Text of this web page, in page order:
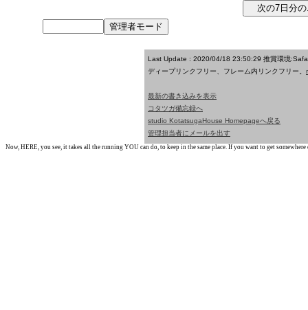
Last Update : 2020/04/18 23:50:29 推賞環境
ディープリンクフリー、フレーム内リンクフリー。
最新の書き込みを表示
コタツガ備忘録へ
studio KotatsugaHouse Homepageへ戻る
管理担当者にメールを出す
Now, HERE, you see, it takes all the running YOU can do, to keep in the same place. If you want to get